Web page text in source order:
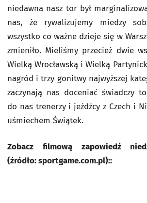
niedawna nasz tor był
nas, że rywalizujemy miedzy
wszystko co ważne dzieje się w
zmieniło. Mieliśmy przecież dwie
Wielką Wrocławską i Wielką
nagród i trzy gonitwy najwyższej
zaczynają nas doceniać świadczy
do nas trenerzy i jeźdźcy z Czech i
uśmiechem Świątek.
Zobacz filmową zapowiedź
(źródło: sportgame.com.pl)::